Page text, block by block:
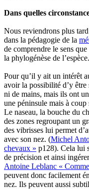
Dans quelles
Nous reviendrons plus
dans la pédagogie de la
de comprendre le sens
la phylogénèse de l’espèce.
Pour qu’il y ait un intérêt
avoir la possibilité d’y être
ni de mains, mais ils ont
une péninsule mais à
Le naseau, la bouche du
des zones regroupant un
des vibrisses lui permet
avec son nez. (Michel
chevaux » p128). Cela lui
de précision et ainsi
Antoine Leblanc «
peuvent donc facilement
nez. Ils peuvent aussi